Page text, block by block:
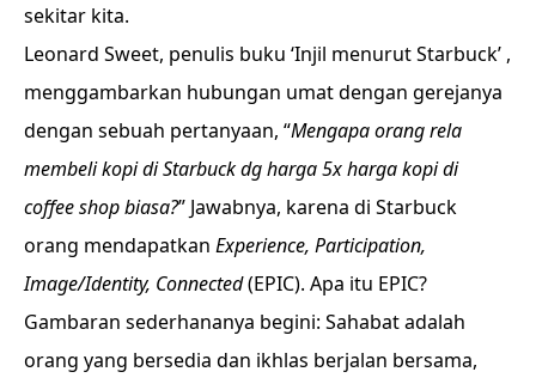
sekitar kita.
Leonard Sweet, penulis buku ‘Injil menurut Starbuck’ ,
menggambarkan hubungan umat dengan gerejanya
dengan sebuah pertanyaan, “Mengapa orang rela
membeli kopi di Starbuck dg harga 5x harga kopi di
coffee shop biasa?” Jawabnya, karena di Starbuck
orang mendapatkan Experience, Participation,
Image/Identity, Connected(EPIC). Apa itu EPIC?
Gambaran sederhananya begini: Sahabat adalah
orang yang bersedia dan ikhlas berjalan bersama,